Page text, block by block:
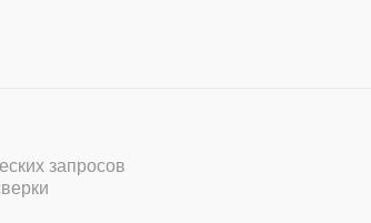
запросов